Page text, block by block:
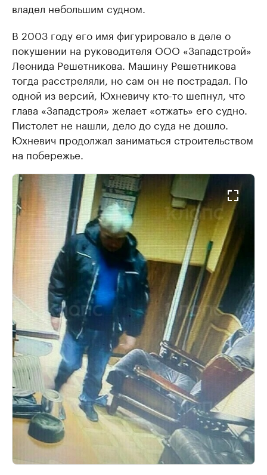
владел небольшим судном.
В 2003 году его имя фигурировало в деле о
покушении на руководителя ООО «Западстрой»
Леонида Решетникова. Машину Решетникова
тогда расстреляли, но сам он не пострадал. По
одной из версий, Юхневичу кто-то шепнул, что
глава «Западстроя» желает «отжать» его судно.
Пистолет не нашли, дело до суда не дошло.
Юхневич продолжал заниматься строительством
на побережье.